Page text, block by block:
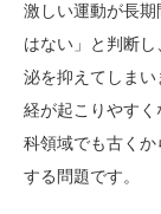
激しい運動が長
はない」と判断
泌を抑えてしま
経が起こりやす
科領域でも古く
する問題です。